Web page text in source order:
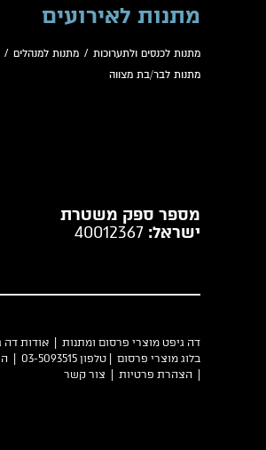
מתנות לאירועים
מתנות לכנסים ולתערוכות / מתנות למנהלים /
מתנות לבר/בת מצווה
מספר ספק משטרת
ישראל:
דה גיפט מוצרי פרסום ומתנות | אודות דה
בלוג מוצרי פרסום | טלפון 03-5093515 |
הצהרת פרטיות צור קשר